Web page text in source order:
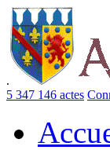
.
5 347 146 actes